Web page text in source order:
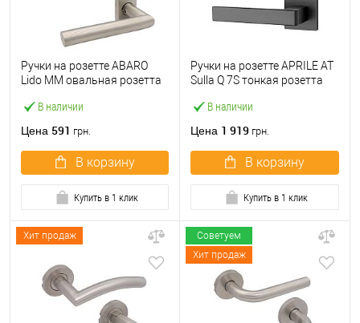
В наличии
Ручки на розетте ABARO
Lido MM овальная розетта
Цена 591 грн.
В корзину
Купить в 1 клик
В наличии
Ручки на розетте APRILE AT
Sulla Q 7S тонкая розетта
Цена 1 919 грн.
В корзину
Купить в 1 клик
Хит продаж
Советуем
Хит продаж